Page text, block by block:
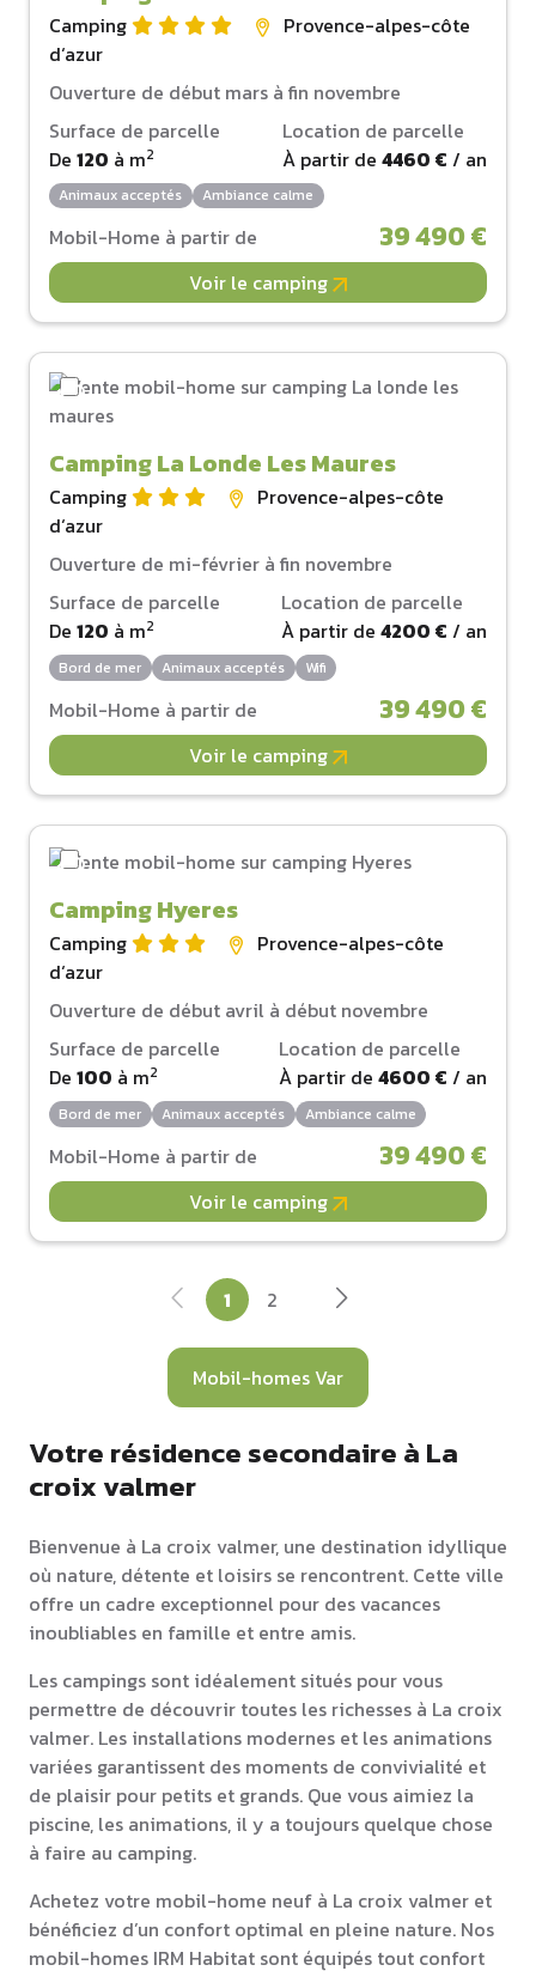
Camping
Provence-alpes-côte
d‘azur
Ouverture de début mars à fin novembre
Surface de parcelle
De 120 à m2
Location de parcelle
À partir de 4460 € / an
Animaux acceptés Ambiance calme
Mobil-Home à partir de 39 490 €
Voir le camping
Camping La Londe Les Maures
Camping
Provence-alpes-côte
d‘azur
Ouverture de mi-février à fin novembre
Surface de parcelle
De 120 à m2
Location de parcelle
À partir de 4200 € / an
Bord de mer Animaux acceptés Wifi
Mobil-Home à partir de 39 490 €
Voir le camping
Camping Hyeres
Camping
Provence-alpes-côte
d‘azur
Ouverture de début avril à début novembre
Surface de parcelle
De 100 à m2
Location de parcelle
À partir de 4600 € / an
Bord de mer Animaux acceptés Ambiance calme
Mobil-Home à partir de 39 490 €
Voir le camping
1 2
Mobil-homes Var
Votre résidence secondaire à La
croix valmer
Bienvenue à La croix valmer, une destination idyllique
où nature, détente et loisirs se rencontrent. Cette ville
offre un cadre exceptionnel pour des vacances
inoubliables en famille et entre amis.
Les campings sont idéalement situés pour vous
permettre de découvrir toutes les richesses à La croix
valmer. Les installations modernes et les animations
variées garantissent des moments de convivialité et
de plaisir pour petits et grands. Que vous aimiez la
piscine, les animations, il y a toujours quelque chose
à faire au camping.
Achetez votre mobil-home neuf à La croix valmer et
bénéficiez d’un confort optimal en pleine nature. Nos
mobil-homes IRM Habitat sont équipés tout confort